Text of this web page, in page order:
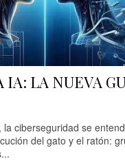
IA: LA NUEVA
la ciberseguridad se
del gato y el ratón: